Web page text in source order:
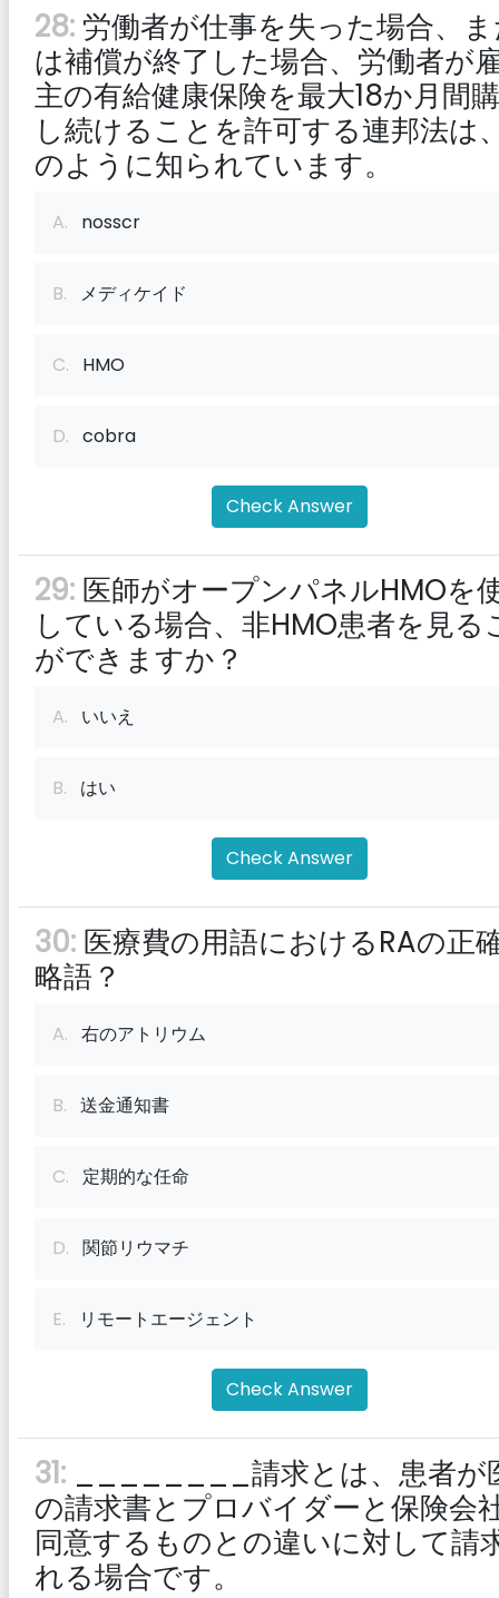
28: 労働者が仕事を失った場合、
は補償が終了した場合、労働者が
主の有給健康保険を最大18か月間
し続けることを許可する連邦法は
のように知られています。
A. nosscr
B. メディケイド
C. HMO
D. cobra
Check Answer
29: 医師がオープンパネルHMOを
している場合、非HMO患者を見る
ができますか？
A. いいえ
B. はい
Check Answer
30: 医療費の用語におけるRAの正
略語？
A. 右のアトリウム
B. 送金通知書
C. 定期的な任命
D. 関節リウマチ
E. リモートエージェント
Check Answer
31: ________請求とは、患者が
の請求書とプロバイダーと保険会
同意するものとの違いに対して請
れる場合です。